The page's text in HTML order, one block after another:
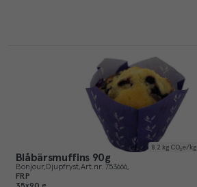
8.2 kg CO₂e/kg
Blåbärsmuffins 90g
Bonjour Djupfryst Art.nr. 753666
FRP